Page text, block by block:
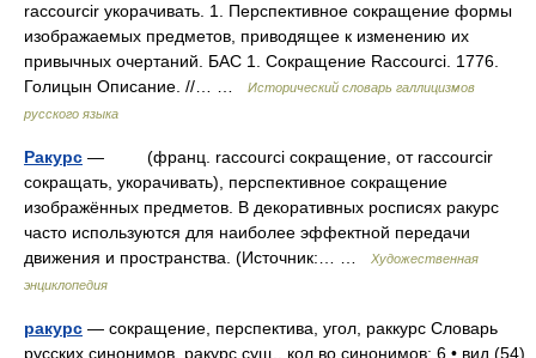
raccourcir укорачивать. 1. Перспективное сокращение формы
изображаемых предметов, приводящее к изменению их
привычных очертаний. БАС 1. Сокращение Raccourci. 1776.
Голицын Описание. //… …
Исторический словарь галлицизмов
русского языка
Ракурс — (франц. raccourci сокращение, от raccourcir
сокращать, укорачивать), перспективное сокращение
изображённых предметов. В декоративных росписях ракурс
часто используются для наиболее эффектной передачи
движения и пространства. (Источник:… …
Художественная
энциклопедия
ракурс — сокращение, перспектива, угол, раккурс Словарь
русских синонимов. ракурс сущ., кол во синонимов: 6 • вид (54)